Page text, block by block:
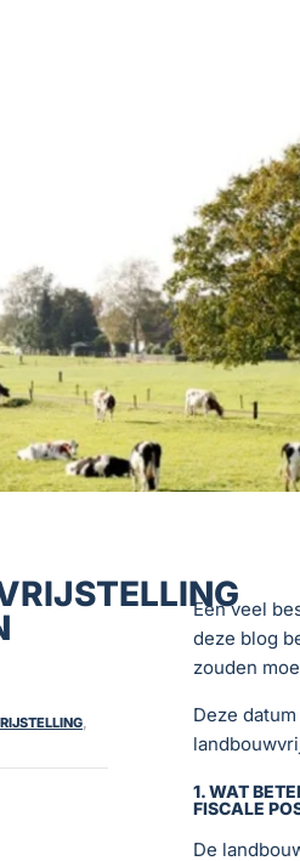
,
Een veel
deze blog
zouden
Deze
1. WAT
FISCALE
De